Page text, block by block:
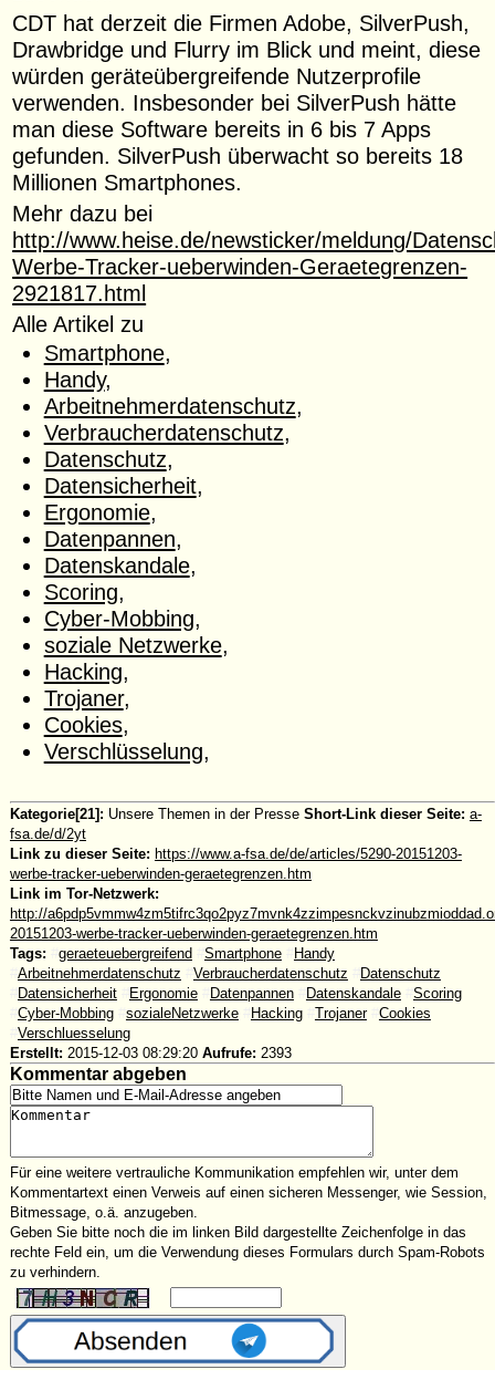
CDT hat derzeit die Firmen Adobe, SilverPush,
Drawbridge und Flurry im Blick und meint, diese
würden geräteübergreifende Nutzerprofile
verwenden. Insbesonder bei SilverPush hätte
man diese Software bereits in 6 bis 7 Apps
gefunden. SilverPush überwacht so bereits 18
Millionen Smartphones.
Mehr dazu bei
http://www.heise.de/newsticker/meldung/
Werbe-Tracker-ueberwinden-Geraetegrenzen-
2921817.html
Alle Artikel zu
Smartphone,
Handy,
Arbeitnehmerdatenschutz,
Verbraucherdatenschutz,
Datenschutz,
Datensicherheit,
Ergonomie,
Datenpannen,
Datenskandale,
Scoring,
Cyber-Mobbing,
soziale Netzwerke,
Hacking,
Trojaner,
Cookies,
Verschlüsselung,
Kategorie[21]: Unsere Themen in der Presse Short-Link dieser Seite: a-
fsa.de/d/2yt
Link zu dieser Seite: https://www.a-fsa.de/de/articles/5290-20151203-
werbe-tracker-ueberwinden-geraetegrenzen.htm
Link im Tor-Netzwerk:
http://
20151203-werbe-tracker-ueberwinden-geraetegrenzen.htm
Tags:
geraeteuebergreifend Smartphone
Handy
Arbeitnehmerdatenschutz Verbraucherdatenschutz
Datenschutz
Datensicherheit Ergonomie Datenpannen Datenskandale
Scoring
Cyber-Mobbing sozialeNetzwerke Hacking Trojaner
Cookies
Verschluesselung
Erstellt: 2015-12-03 08:29:20 Aufrufe: 2393
Kommentar abgeben
Für eine weitere vertrauliche Kommunikation empfehlen wir, unter dem
Kommentartext einen Verweis auf einen sicheren Messenger, wie Session,
Bitmessage, o.ä. anzugeben.
Geben Sie bitte noch die im linken Bild dargestellte Zeichenfolge in das
rechte Feld ein, um die Verwendung dieses Formulars durch Spam-Robots
zu verhindern.